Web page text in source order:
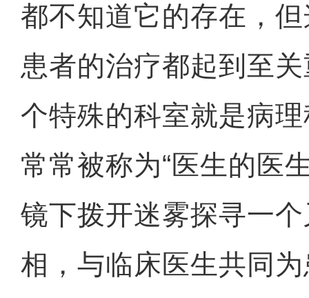
都不知道它的存在，
患者的治疗都起到至
个特殊的科室就是病
常常被称为“医生的医
镜下拨开迷雾探寻一
相，与临床医生共同